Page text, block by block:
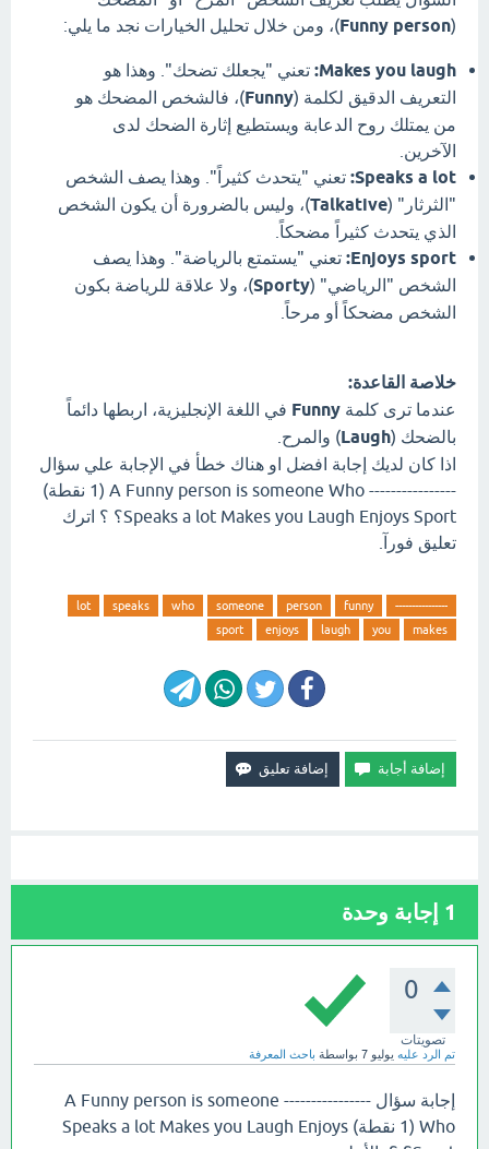
(
Funny person)، ومن خلال تحليل الخيارات نجد ما يلي:
Makes you laugh: تعني "يجعلك تضحك". وهذا هو
التعريف الدقيق لكلمة (Funny)، فالشخص المضحك هو
من يمتلك روح الدعابة ويستطيع إثارة الضحك لدى
الآخرين.
Speaks a lot: تعني "يتحدث كثيراً". وهذا يصف الشخص
"الثرثار" (Talkative)، وليس بالضرورة أن يكون الشخص
الذي يتحدث كثيراً مضحكاً.
Enjoys sport: تعني "يستمتع بالرياضة". وهذا يصف
الشخص "الرياضي" (Sporty)، ولا علاقة للرياضة بكون
الشخص مضحكاً أو مرحاً.
خلاصة القاعدة:
عندما ترى كلمة Funny في اللغة الإنجليزية، اربطها دائماً
بالضحك (Laugh) والمرح.
اذا كان لديك إجابة افضل او هناك خطأ في الإجابة علي سؤال
---------------- A Funny person is someone Who (1 نقطة)
Speaks a lot Makes you Laugh Enjoys Sport؟ ؟ اترك
تعليق فورآ.
----------------
funny
person
someone
who
speaks
lot
makes
you
laugh
enjoys
sport
1 إجابة وحدة
0
تصويتات
تم الرد عليه يوليو 7 بواسطة باحث المعرفة
إجابة سؤال ---------------- A Funny person is someone
Who (1 نقطة) Speaks a lot Makes you Laugh Enjoys